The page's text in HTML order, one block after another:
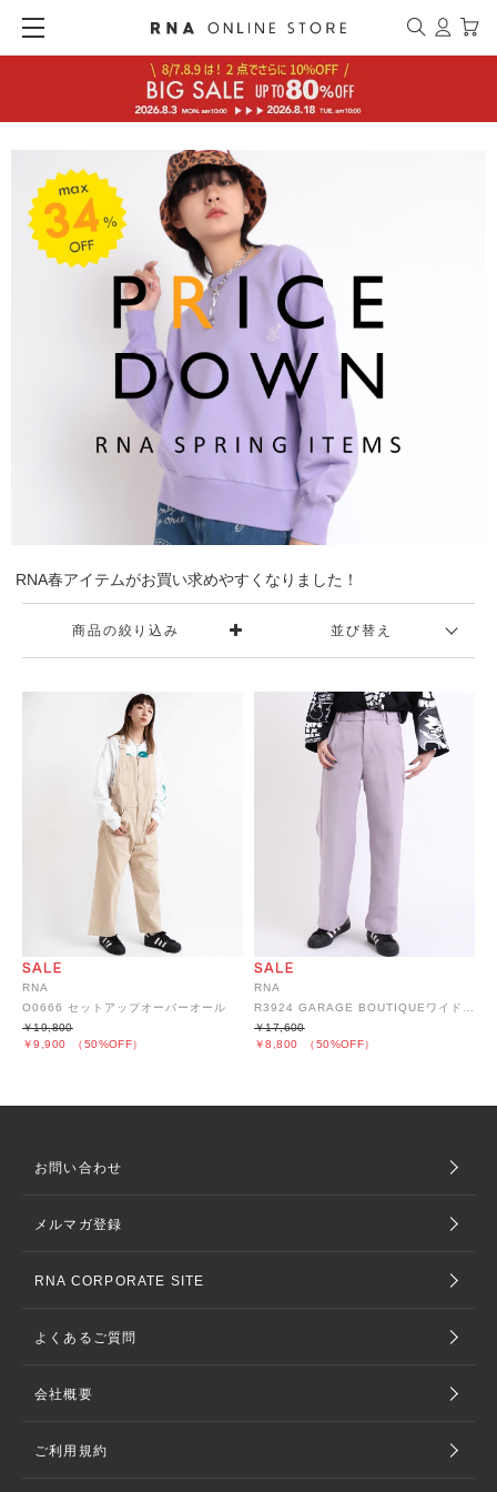
RNA春アイテムがお買い求めやすくなりました！
商品の絞り込み 並び替え
RNA
O0666 セットアップオーバーオール
￥9,900 （50%OFF）
￥19,800
RNA
￥8,800 （50%OFF）
￥17,600
お問い合わせ
メルマガ登録
RNA CORPORATE SITE
よくあるご質問
会社概要
ご利用規約